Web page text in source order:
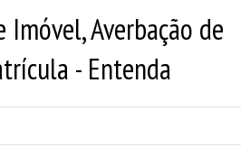
Averbação de
- Entenda